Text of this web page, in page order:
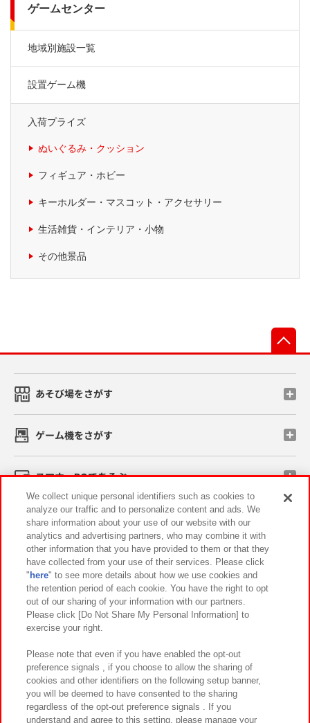
ゲームセンター
地域別施設一覧
設置ゲーム機
入荷プライズ
ぬいぐるみ・クッション
フィギュア・ホビー
キーホルダー・マスコット・アクセサリー
生活雑貨・インテリア・小物
その他景品
あそび場をさがす
ゲーム機をさがす
スマホ・PCであそぶ
イベント・キャンペーン
関連会社 サステナビリティ サイトポリシー
プライバシーポリシー ウェブアクセシビリティ方針と検証結果
お取引先さまとともに
カスタマーハラスメント対応方針 よくあるご質問・お問い合わせ
We collect unique personal identifiers such as cookies to
analyze our traffic and to personalize content and ads. We
share information about your use of our website with our
analytics and advertising partners, who may combine it with
other information that you have provided to them or that they
have collected from your use of their services. Please click
" here" to see more details about how we use cookies and
the retention period of each cookie. You have the right to opt
out of our sharing of your information with our partners.
Please click [Do Not Share My Personal Information] to
exercise your right.
Please note that even if you have enabled the opt-out
preference signals , if you choose to allow the sharing of
cookies and other identifiers on the following setup banner,
you will be deemed to have consented to the sharing
regardless of the opt-out preference signals . If you
understand and agree to this setting, please manage your